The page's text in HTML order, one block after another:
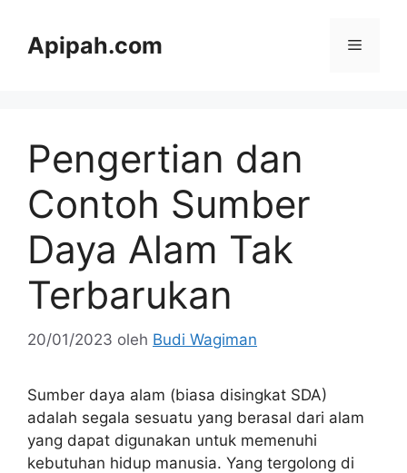
Apipah.com Menu
Pengertian dan
Contoh Sumber
Daya Alam Tak
Terbarukan
20/01/2023 oleh Budi Wagiman
Sumber daya alam (biasa disingkat SDA)
adalah segala sesuatu yang berasal dari alam
yang dapat digunakan untuk memenuhi
kebutuhan hidup manusia. Yang tergolong di